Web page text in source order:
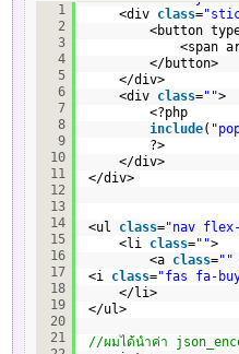
1
2
3
4
5
6
7
8
9
10
11
12
13
14
15
16
17
18
19
20
21
<div class=
<button
<span
</button>
</div>
<div class="">
<?php
include(
?>
</div>
</div>
<ul class="nav flex-
<li class="">
<a class=""
<i class="fas fa-
</li>
</ul>
//ผมได้นำค่า